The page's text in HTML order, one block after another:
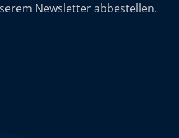
Newsletter abbestellen.